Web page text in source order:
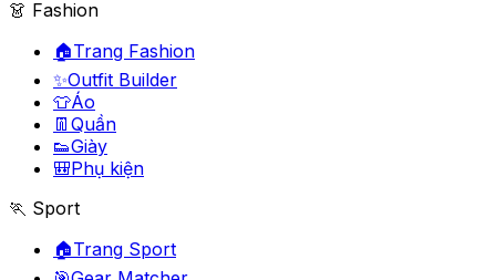
👗 Fashion
🏠Trang Fashion
✨Outfit Builder
👕Áo
👖 Quần
👟Giày
🎒Phụ kiện
🏃 Sport
🏠Trang Sport